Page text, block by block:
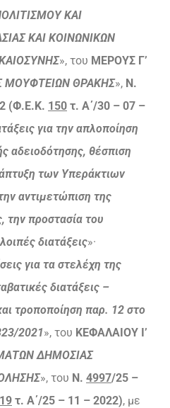
ΚΑΙ
ΚΑΙ ΚΟΙΝΩΝΙΚΩΝ
», του ΜΕΡΟΥΣ Γ’
ΜΟΥΦΤΕΙΩΝ ΘΡΑΚΗΣ», Ν.
(Φ.Ε.Κ. 150 τ. Α΄/30 – 07 –
για την απλοποίηση
αδειοδότησης, θέσπιση
των Υπεράκτιων
αντιμετώπιση της
την προστασία του
διατάξεις»·
για τα στελέχη της
διατάξεις –
τροποποίηση παρ. 12 στο
2021», του ΚΕΦΑΛΑΙΟΥ Ι’
ΔΗΜΟΣΙΑΣ
», του Ν. 4997/25 –
τ. Α΄/25 – 11 – 2022), με